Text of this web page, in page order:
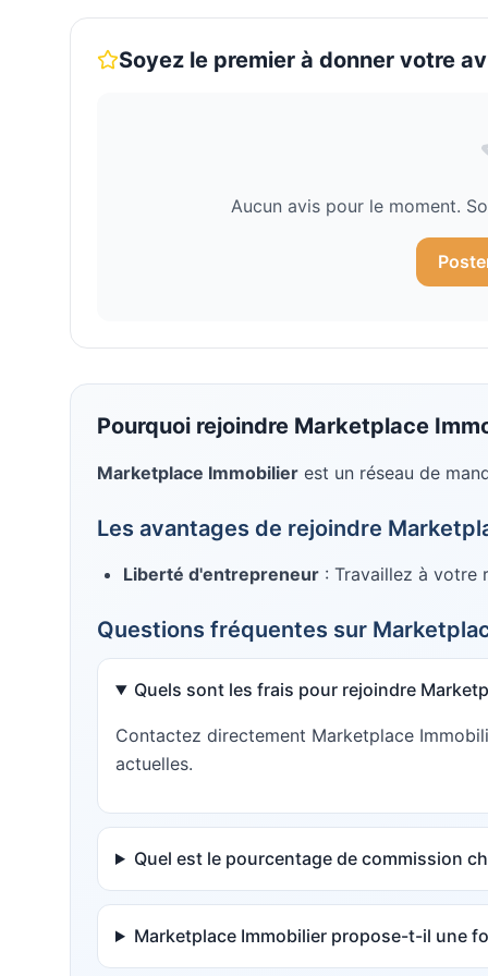
Soyez le premier à donner votre
Aucun avis pour le moment.
Pourquoi rejoindre Marketplace
Marketplace Immobilier est un réseau de
Les avantages de rejoindre
Liberté d'entrepreneur : Travaillez à votre
Questions fréquentes sur
Quels sont les frais pour rejoindre
Contactez directement Marketplace
actuelles.
Quel est le pourcentage de commission
Marketplace Immobilier propose-t-il une